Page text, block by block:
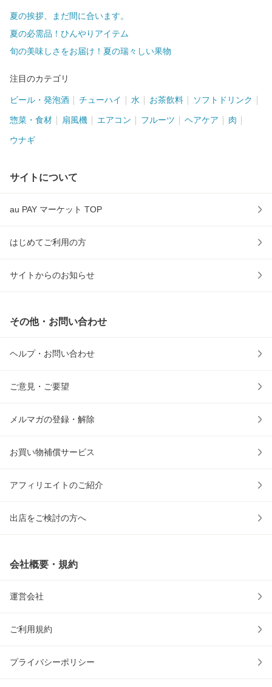
夏の挨拶、まだ間に合います。
夏の必需品！ひんやりアイテム
旬の美味しさをお届け！夏の瑞々しい果物
注目のカテゴリ
ビール・発泡酒 チューハイ 水 お茶飲料 ソフトドリンク
惣菜・食材 扇風機 エアコン フルーツ ヘアケア 肉
ウナギ
サイトについて
au PAY マーケット TOP
はじめてご利用の方
サイトからのお知らせ
その他・お問い合わせ
ヘルプ・お問い合わせ
ご意見・ご要望
メルマガの登録・解除
お買い物補償サービス
アフィリエイトのご紹介
出店をご検討の方へ
会社概要・規約
運営会社
ご利用規約
プライバシーポリシー